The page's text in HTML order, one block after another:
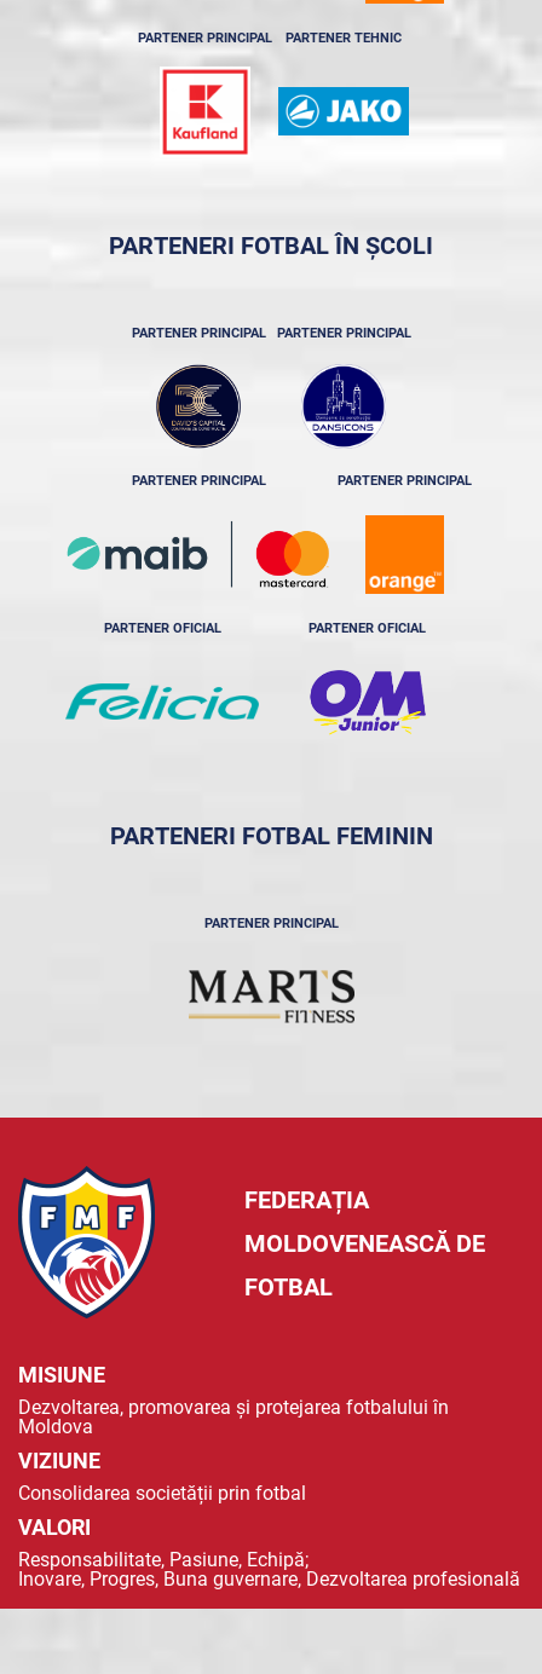
PARTENER PRINCIPAL PARTENER TEHNIC
PARTENERI FOTBAL ÎN ȘCOLI
PARTENER PRINCIPAL PARTENER PRINCIPAL
PARTENER PRINCIPAL PARTENER PRINCIPAL
PARTENER OFICIAL PARTENER OFICIAL
PARTENERI FOTBAL FEMININ
PARTENER PRINCIPAL
FEDERAȚIA
MOLDOVENEASCĂ DE
FOTBAL
MISIUNE
Dezvoltarea, promovarea și protejarea fotbalului în
Moldova
VIZIUNE
Consolidarea societății prin fotbal
VALORI
Responsabilitate, Pasiune, Echipă;
Inovare, Progres, Buna guvernare, Dezvoltarea profesională